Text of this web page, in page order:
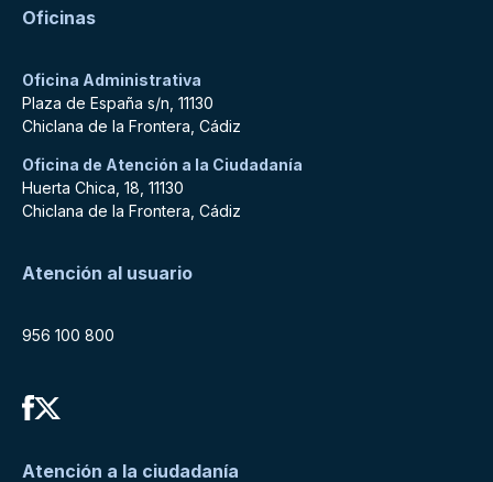
Oficinas
Oficina Administrativa
Plaza de España s/n, 11130
Chiclana de la Frontera, Cádiz
Oficina de Atención a la Ciudadanía
Huerta Chica, 18, 11130
Chiclana de la Frontera, Cádiz
Atención al usuario
956 100 800
Atención a la ciudadanía